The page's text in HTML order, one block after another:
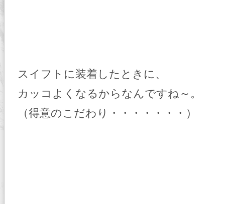
スイフトに装着したときに、
カッコよくなるからなんですね～。
（得意のこだわり・・・・・・・）